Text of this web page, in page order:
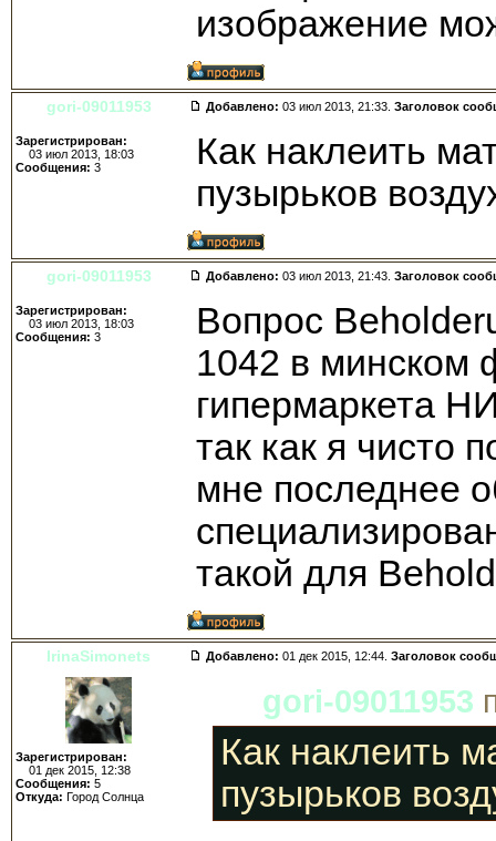
изображение
gori-09011953 Добавлено: 03 июл 2013, 21:33. Заголовок
Зарегистрирован:
03 июл 2013, 18:03
Сообщения: 3
Как наклеить
пузырьков
gori-09011953 Добавлено: 03 июл 2013, 21:43. Заголовок
Зарегистрирован:
03 июл 2013, 18:03
Сообщения: 3
Вопрос
1042 в минском
гипермаркета
так как я чисто
мне последнее
такой для
IrinaSimonets Добавлено: 01 дек 2015, 12:44. Заголовок
Зарегистрирован:
01 дек 2015, 12:38
Сообщения: 5
Откуда: Город Солнца
gori-09011953
Как наклеить
пузырьков